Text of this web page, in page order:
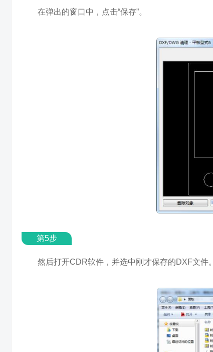
在弹出的窗口中，点击“保存”。
第5步
然后打开CDR软件，并选中刚才保存的DXF文件。